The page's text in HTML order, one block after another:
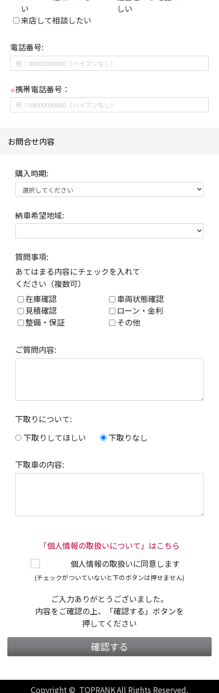
い
しい
来店して相談したい
電話番号:
※携帯電話番号：
お問合せ内容
購入時期:
納車希望地域:
質問事項:
あてはまる内容にチェックを入れて
ください（複数可）
在庫確認
車両状態確認
見積確認
ローン・金利
整備・保証
その他
ご質問内容:
下取りについて:
下取りしてほしい
下取りなし
下取車の内容:
「個人情報の取扱いについて」はこちら
個人情報の取扱いに同意します
(チェックがついていないと下のボタンは押せません)
ご入力ありがとうございました。
内容をご確認の上、「確認する」ボタンを
押してください
確認する
Copyright © TOPRANK All Rights Reserved.